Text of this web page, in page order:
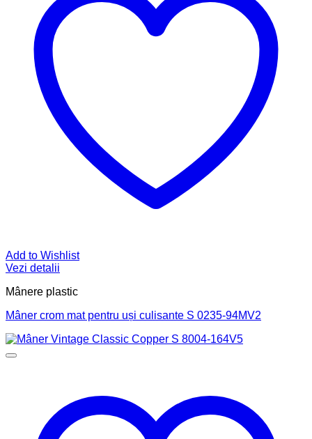
Add to Wishlist
Vezi detalii
Mânere plastic
Mâner crom mat pentru uși culisante S 0235-94MV2